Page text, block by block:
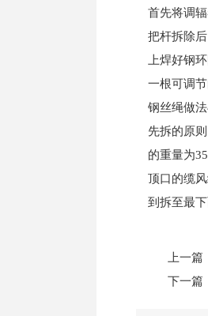
首先将调
把杆拆除
上焊好钢
一根可调
钢丝绳做
先拆的原
的重量为
顶口的缆
到拆至最
上一篇
下一篇